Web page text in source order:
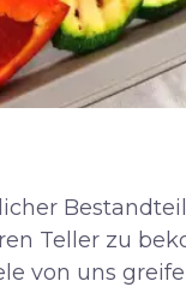
Teller zu
von uns